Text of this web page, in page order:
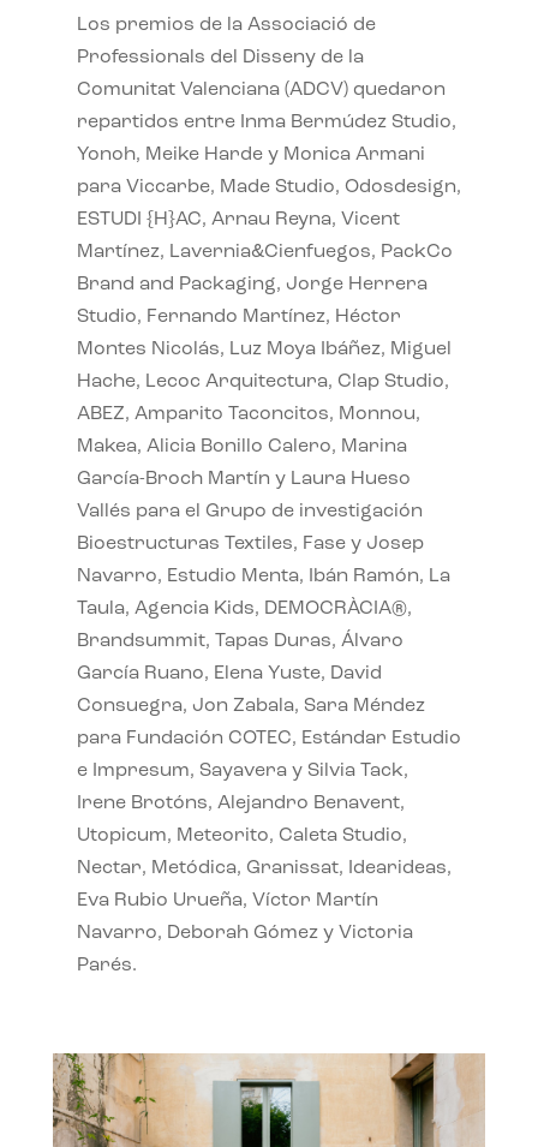
Los premios de la Associació de
Professionals del Disseny de la
Comunitat Valenciana (ADCV) quedaron
repartidos entre Inma Bermúdez Studio,
Yonoh, Meike Harde y Monica Armani
para Viccarbe, Made Studio, Odosdesign,
ESTUDI {H}AC, Arnau Reyna, Vicent
Martínez, Lavernia&Cienfuegos, PackCo
Brand and Packaging, Jorge Herrera
Studio, Fernando Martínez, Héctor
Montes Nicolás, Luz Moya Ibáñez, Miguel
Hache, Lecoc Arquitectura, Clap Studio,
ABEZ, Amparito Taconcitos, Monnou,
Makea, Alicia Bonillo Calero, Marina
García-Broch Martín y Laura Hueso
Vallés para el Grupo de investigación
Bioestructuras Textiles, Fase y Josep
Navarro, Estudio Menta, Ibán Ramón, La
Taula, Agencia Kids, DEMOCRÀCIA®,
Brandsummit, Tapas Duras, Álvaro
García Ruano, Elena Yuste, David
Consuegra, Jon Zabala, Sara Méndez
para Fundación COTEC, Estándar Estudio
e Impresum, Sayavera y Silvia Tack,
Irene Brotóns, Alejandro Benavent,
Utopicum, Meteorito, Caleta Studio,
Nectar, Metódica, Granissat, Idearideas,
Eva Rubio Urueña, Víctor Martín
Navarro, Deborah Gómez y Victoria
Parés.